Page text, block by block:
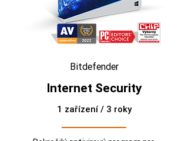
Bitdefender
Internet Security
1 zařízení / 3 roky